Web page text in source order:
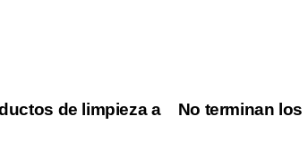
No terminan
de limpieza a